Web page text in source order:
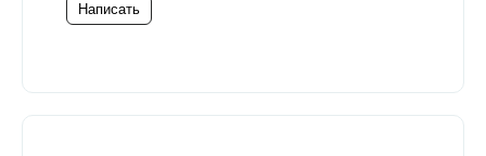
Написать